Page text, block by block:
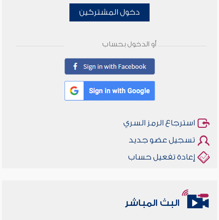
دخول المشتركين
أو الدخول بحساب
استرجاع الرمز السري
تسجيل عضو جديد
إعادة تفعيل حساب
البث المباشر